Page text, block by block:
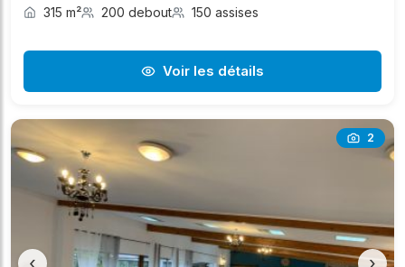
315 m² 200 debout 150 assises
Voir les détails
2